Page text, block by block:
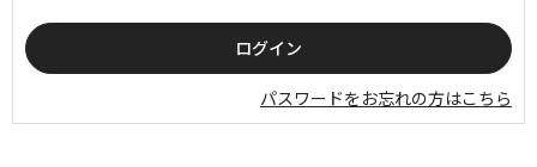
パスワードをお忘れの方はこちら